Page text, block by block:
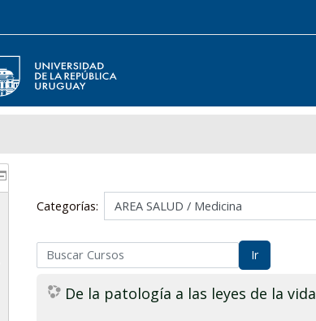
Categorías:
Buscar Cursos Ir
De la patología a las leyes de la vida